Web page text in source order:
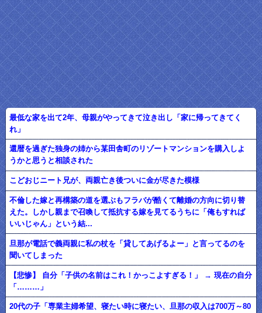
最低な家を出て2年、母親がやってきて泣き出し「家に帰ってきてく
れ」
還暦を過ぎた独身の姉から某田舎町のリゾートマンションを購入しよ
うかと思うと相談された
こどおじニート兄が、両親亡き後ついに金が尽きた模様
不倫した嫁と再構築の道を選ぶもフラバが酷くて離婚の方向に切り替
えた。しかし親まで召喚して抵抗する嫁を見てるうちに「俺もすれば
いいじゃん」という結...
旦那が電話で義両親に私の杖を「貸してあげるよー」と言ってるのを
聞いてしまった
【悲惨】 自分「子供の名前はこれ！かっこよすぎる！」 → 現在の自分
「………」
20代の子「専業主婦希望、寝たい時に寝たい、旦那の収入は700万～80